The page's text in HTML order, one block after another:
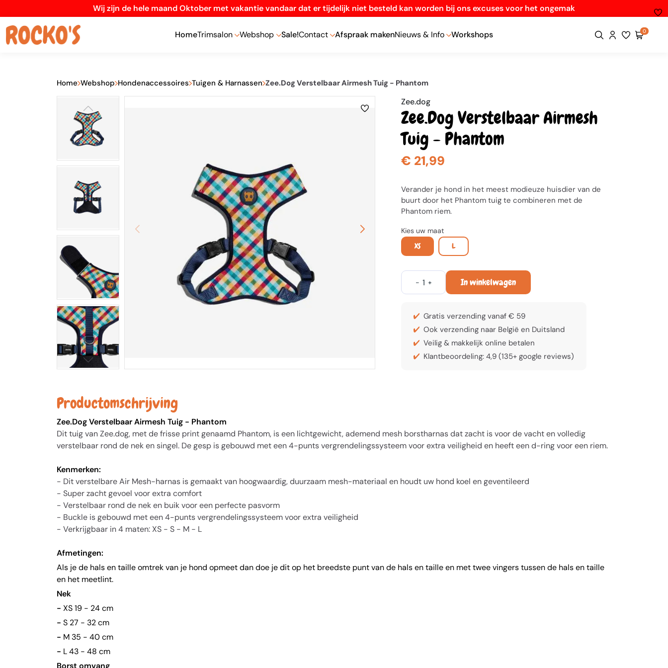
Wij zijn de hele maand Oktober met vakantie vandaar dat er tijdelijk niet besteld kan worden bij ons excuses voor het ongemak
HomeTrimsalon Webshop Sale!Contact Afspraak makenNieuws & Info Workshops 0
Home Webshop Hondenaccessoires Tuigen & Harnassen Zee.Dog Verstelbaar Airmesh Tuig - Phantom
Zee.dog
Zee.Dog Verstelbaar Airmesh
Tuig - Phantom
€ 21,99
Verander je hond in het meest modieuze huisdier van de
buurt door het Phantom tuig te combineren met de
Phantom riem.
Kies uw maat
XS L
- + In winkelwagen
Gratis verzending vanaf € 59
Ook verzending naar België en Duitsland
Veilig & makkelijk online betalen
Klantbeoordeling: 4,9 (135+ google reviews)
Productomschrijving
Zee.Dog Verstelbaar Airmesh Tuig - Phantom
Dit tuig van Zee.dog, met de frisse print genaamd Phantom, is een lichtgewicht, ademend mesh borstharnas dat zacht is voor de vacht en volledig
verstelbaar rond de nek en singel. De gesp is gebouwd met een 4-punts vergrendelingssysteem voor extra veiligheid en heeft een d-ring voor een riem.
Kenmerken:
- Dit verstelbare Air Mesh-harnas is gemaakt van hoogwaardig, duurzaam mesh-materiaal en houdt uw hond koel en geventileerd
- Super zacht gevoel voor extra comfort
- Verstelbaar rond de nek en buik voor een perfecte pasvorm
- Buckle is gebouwd met een 4-punts vergrendelingssysteem voor extra veiligheid
- Verkrijgbaar in 4 maten: XS - S - M - L
Afmetingen:
Als je de hals en taille omtrek van je hond opmeet dan doe je dit op het breedste punt van de hals en taille en met twee vingers tussen de hals en taille
en het meetlint.
Nek
- XS 19 - 24 cm
- S 27 - 32 cm
- M 35 - 40 cm
- L 43 - 48 cm
Borst omvang